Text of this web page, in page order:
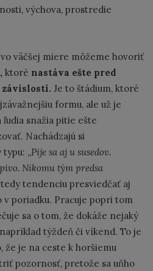
výchova, prostredie
väčšej miere môžeme hovoriť
ktoré nastáva ešte pred
závislosti. Je to štádium, ktoré
formu, ale už je
snažia pitie ešte
Nachádzajú si
,,Pije sa aj u susedov.
Nikomu tým predsa
tendenciu presviedčať aj
v poriadku. Pracuje popri tom
sa o tom, že dokáže nejaký
týždeň či víkend. To je
že je na ceste k horšiemu
pozornosť, pretože sa uňho